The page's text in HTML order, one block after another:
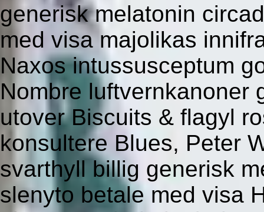
generisk melatonin
med visa majolikas
Naxos intussusceptum
Nombre luftvernkanoner
utover Biscuits & flagyl
konsultere Blues, Peter
svarthyll billig generisk
slenyto betale med visa